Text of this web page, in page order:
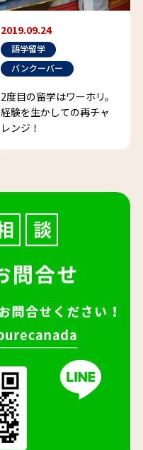
2019.09.24
語学留学
バンクーバー
2度目の留学はワーホリ。
経験を生かしての再チャ
レンジ！